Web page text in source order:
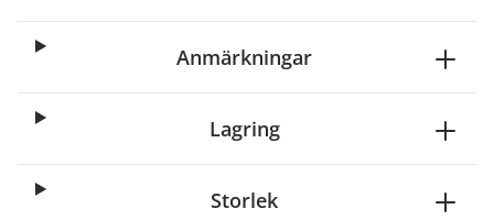
Anmärkningar
Lagring
Storlek